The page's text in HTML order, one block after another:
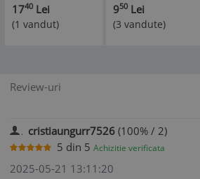
VECHI -OLD
ROMANIAN
1740 Lei
(1 vandut)
FARA CARCASA
950 Lei
(3 vandute)
Review-uri
cristiaungurr7526 (100% / 2)
5 din 5 Achizitie verificata
2025-05-21 13:11:20